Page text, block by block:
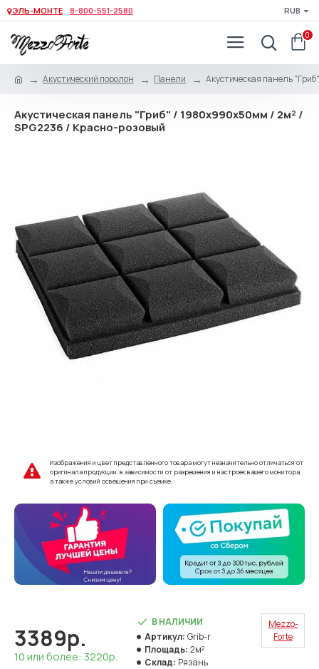
ЭЛЬ-МОНТЕ 8-800-551-2580 RUB
0
Акустический поролон Панели Акустическая панель
Акустическая панель "Гриб" / 1980х990х50мм / 2м² /
SPG2236 / Красно-розовый
Изображения и цвет представленного товара могут незначительно отличаться от
оригинала продукции, в зависимости от разрешения и настроек вашего монитора,
а также условий освещения при съемке.
3389р.
10 или более: 3220р.
В НАЛИЧИИ
Артикул: Grib-r
Площадь: 2м²
Склад: Рязань
Mezzo-
Forte